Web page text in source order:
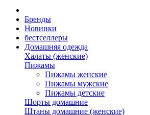
Бренды
Новинки
бестселлеры
Домашняя одежда
Халаты (женские)
Пижамы
Пижамы женские
Пижамы мужские
Пижамы детские
Шорты домашние
Штаны домашние (женские)